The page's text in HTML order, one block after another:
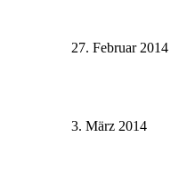
27. Februar 2014
3. März 2014